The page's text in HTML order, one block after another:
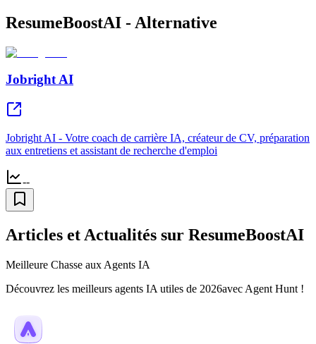
ResumeBoostAI - Alternative
Jobright AI
Jobright AI - Votre coach de carrière IA, créateur de CV, préparation
aux entretiens et assistant de recherche d'emploi
--
Articles et Actualités sur ResumeBoostAI
Meilleure Chasse aux Agents IA
Découvrez les meilleurs agents IA utiles de 2026avec Agent Hunt !